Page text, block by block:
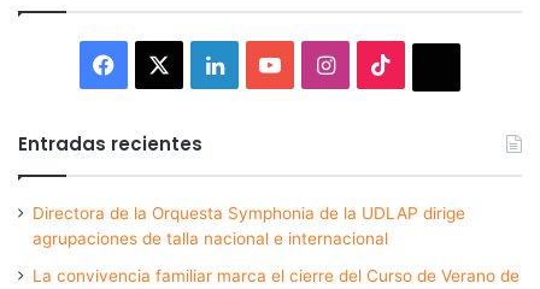
Facebook LinkedInYouTubeInstagram
Entradas recientes
Directora de la Orquesta Symphonia de la UDLAP dirige
agrupaciones de talla nacional e internacional
La convivencia familiar marca el cierre del Curso de Verano de